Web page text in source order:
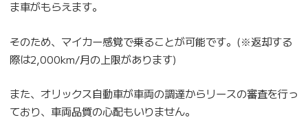
ま車がもらえます。
そのため、マイカー感覚で乗ることが可能です。(※返却する
際は2,000km/月の上限があります)
また、オリックス自動車が車両の調達からリースの審査を行っ
ており、車両品質の心配もいりません。